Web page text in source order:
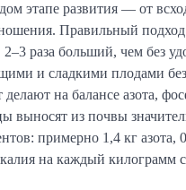
этапе развития — от
Правильный подход
раза больший, чем без
и сладкими плодами
на балансе азота,
выносят из почвы
примерно 1,4 кг азота,
на каждый килограмм